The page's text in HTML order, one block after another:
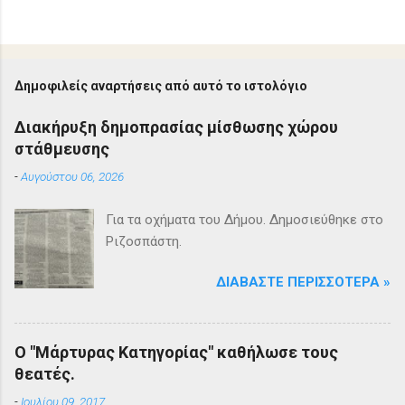
Δημοφιλείς αναρτήσεις από αυτό το ιστολόγιο
Διακήρυξη δημοπρασίας μίσθωσης χώρου
στάθμευσης
-Αυγούστου 06, 2026
Για τα οχήματα του Δήμου. Δημοσιεύθηκε στο
Ριζοσπάστη.
ΔΙΑΒΆΣΤΕ ΠΕΡΙΣΣΌΤΕΡΑ »
Ο "Μάρτυρας Κατηγορίας" καθήλωσε τους
θεατές.
- Ιουλίου 09, 2017